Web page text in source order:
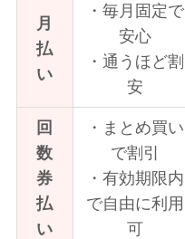
月
払
い
・毎月固定で
安心
・通うほど割
安
回
数
券
払
い
・まとめ買い
で割引
・有効期限内
で自由に利用
可